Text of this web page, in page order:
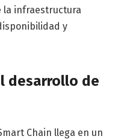
la infraestructura
y
desarrollo de
Chain llega en un